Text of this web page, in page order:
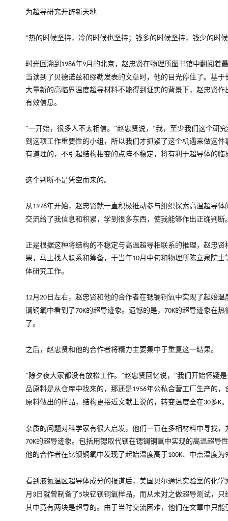
为超导研究开辟新天地
“热的时候坚持，冷的时候也坚持；钱多的时候坚持，钱少的时
时光回溯到 1986年9月的北京，赵忠贤在物理所图书馆中翻阅着
当读到了贝德诺兹和缪勒发表的文章时，他的目光停住了。基
大量新的高临界温度超导材料不能得到证实的背景下，赵忠贤
有效信息。
“一开始，很多人不太相信。”赵忠贤说，“我，至少我们这个研
到这项工作重要性的小组，所以我们才抓紧了这个机遇来做这件
有道理的，不引起结构相变的点阵不稳定，将有利于超导体的临
这个判断不是凭空而来的。
从1976年开始，赵忠贤就一直积极推动参与组织探索高温超导体
交流给了我信息和积累，学到很多东西，使我能够作出正确判断
正是根据这种将结构的不稳定与高温超导相联系的推理，赵忠
果，马上找人联系和筹备，于当年10月中旬和物理所陈立泉院
体研究工作。
12月 20 日左右，赵忠贤和他的合作者在锶镧铜氧中实现了起始温
镧铜氧中看到了70K的超导迹象。遗憾的是， 70K的超导迹象在热
了。
之后，赵忠贤和他的合作者将精力主要集中于重复这一结果。
“除夕夜大家都没有放松工作。”赵忠贤回忆说，“我们开始怀疑
品原料是从仓库中找来的，那还是1956年公私合营工厂生产的，
原料做出的样品，结构更接近文献上说的，转变温度全在30多K
杂质的问题对科学家有很大启发，他们一直在多相材料中寻找
70K的超导迹象。包括用锶取代钡在锶镧铜氧中实现的高温超导
他的合作者在钇钡铜氧中发现了起始温度高于100K、中点温度为
看到液氮温区超导体成分的报道后，美国贝尔通讯实验室的化
月 3 日就曾制备了5块钇钡铜氧样品，而从未对之做超导测试，
其中竟有两块是超导的。由于当时交流困难，他们在文章中只